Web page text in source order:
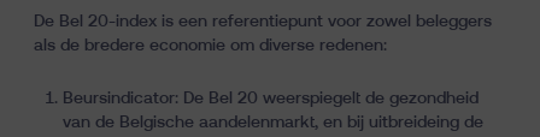
De Bel 20-index is een referentiepunt voor zowel beleggers
als de bredere economie om diverse redenen:
Beursindicator: De Bel 20 weerspiegelt de gezondheid
van de Belgische aandelenmarkt, en bij uitbreideing de